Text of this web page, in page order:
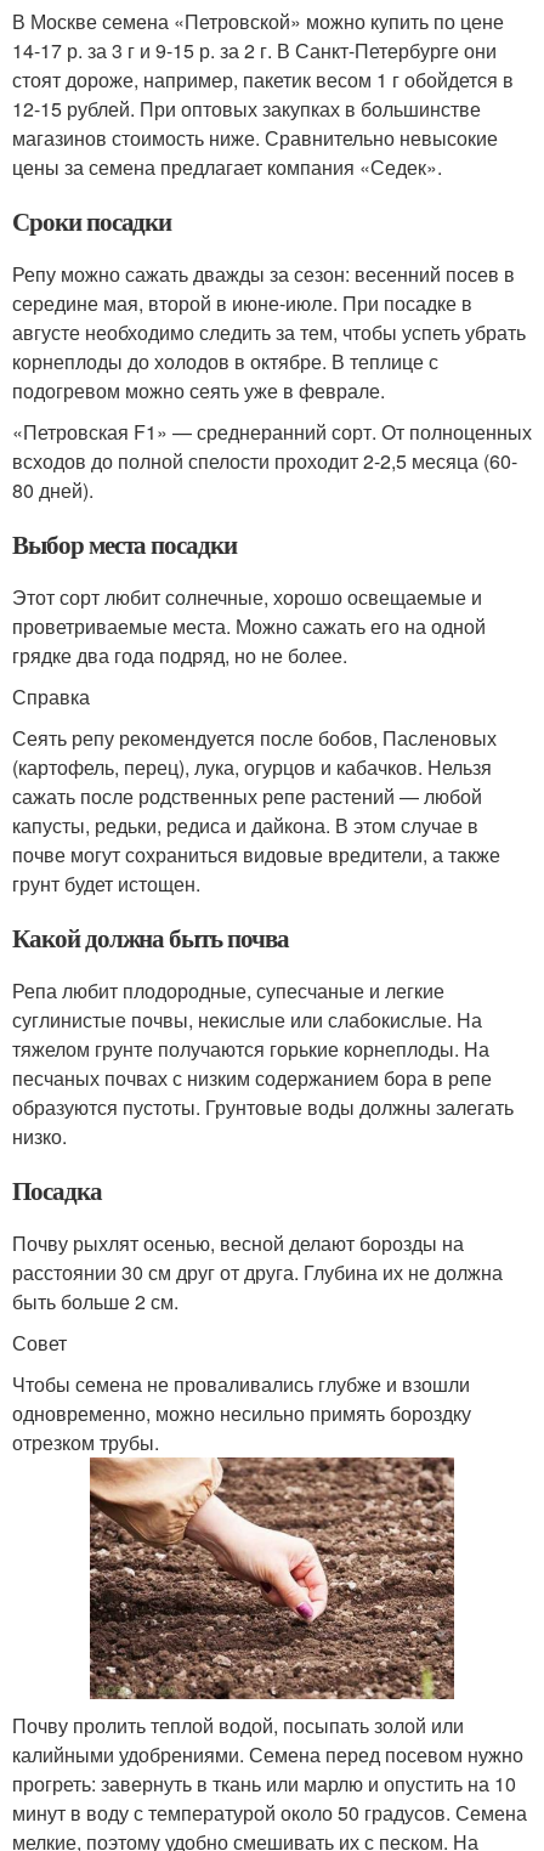
В Москве семена «Петровской» можно купить по цене
14-17 р. за 3 г и 9-15 р. за 2 г. В Санкт-Петербурге они
стоят дороже, например, пакетик весом 1 г обойдется в
12-15 рублей. При оптовых закупках в большинстве
магазинов стоимость ниже. Сравнительно невысокие
цены за семена предлагает компания «Седек».
Сроки посадки
Репу можно сажать дважды за сезон: весенний посев в
середине мая, второй в июне-июле. При посадке в
августе необходимо следить за тем, чтобы успеть убрать
корнеплоды до холодов в октябре. В теплице с
подогревом можно сеять уже в феврале.
«Петровская F1» — среднеранний сорт. От полноценных
всходов до полной спелости проходит 2-2,5 месяца (60-
80 дней).
Выбор места посадки
Этот сорт любит солнечные, хорошо освещаемые и
проветриваемые места. Можно сажать его на одной
грядке два года подряд, но не более.
Справка
Сеять репу рекомендуется после бобов, Пасленовых
(картофель, перец), лука, огурцов и кабачков. Нельзя
сажать после родственных репе растений — любой
капусты, редьки, редиса и дайкона. В этом случае в
почве могут сохраниться видовые вредители, а также
грунт будет истощен.
Какой должна быть почва
Репа любит плодородные, супесчаные и легкие
суглинистые почвы, некислые или слабокислые. На
тяжелом грунте получаются горькие корнеплоды. На
песчаных почвах с низким содержанием бора в репе
образуются пустоты. Грунтовые воды должны залегать
низко.
Посадка
Почву рыхлят осенью, весной делают борозды на
расстоянии 30 см друг от друга. Глубина их не должна
быть больше 2 см.
Совет
Чтобы семена не проваливались глубже и взошли
одновременно, можно несильно примять бороздку
отрезком трубы.
Почву пролить теплой водой, посыпать золой или
калийными удобрениями. Семена перед посевом нужно
прогреть: завернуть в ткань или марлю и опустить на 10
минут в воду с температурой около 50 градусов. Семена
мелкие, поэтому удобно смешивать их с песком. На